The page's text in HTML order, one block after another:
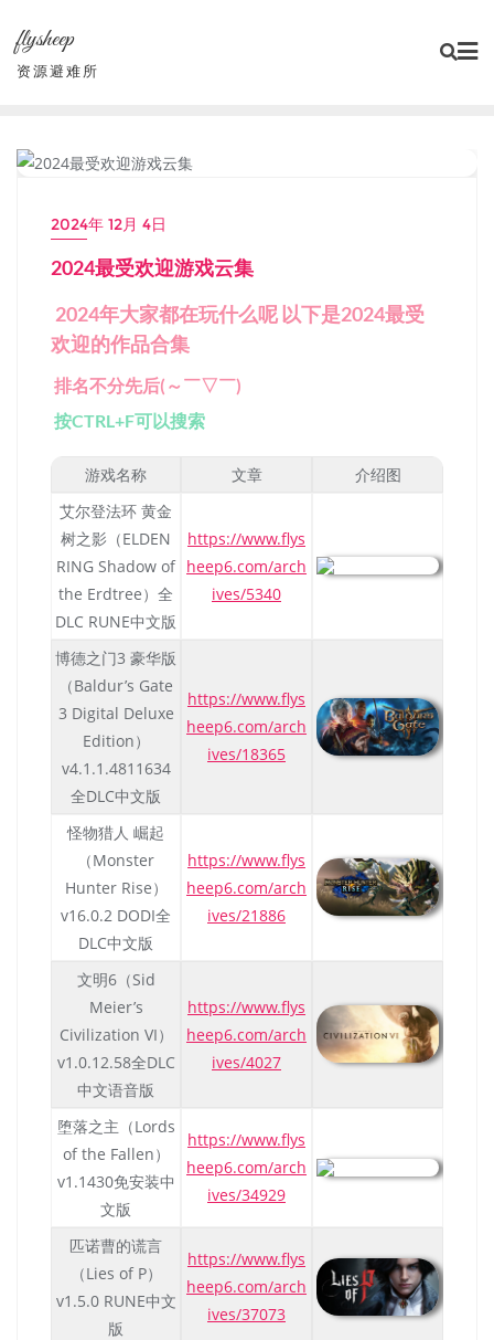
content
flysheep
资源避难所
2024年 12月 4日
2024最受欢迎游戏云集
2024年大家都在玩什么呢 以下是2024最受
欢迎的作品合集
排名不分先后(～￣▽￣)
按CTRL+F可以搜索
游戏名称 文章
介绍图
艾尔登法环 黄金
树之影（ELDEN
RING Shadow of
the Erdtree）全
DLC RUNE中文版
https://www.flys
heep6.com/arch
ives/5340
博德之门3 豪华版
（Baldur’s Gate
3 Digital Deluxe
Edition）
v4.1.1.4811634
全DLC中文版
https://www.flys
heep6.com/arch
ives/18365
怪物猎人 崛起
（Monster
Hunter Rise）
v16.0.2 DODI全
DLC中文版
https://www.flys
heep6.com/arch
ives/21886
文明6（Sid
Meier’s
Civilization VI）
v1.0.12.58全DLC
中文语音版
https://www.flys
heep6.com/arch
ives/4027
堕落之主（Lords
of the Fallen）
v1.1430免安装中
文版
https://www.flys
heep6.com/arch
ives/34929
匹诺曹的谎言
（Lies of P）
v1.5.0 RUNE中文
版
https://www.flys
heep6.com/arch
ives/37073